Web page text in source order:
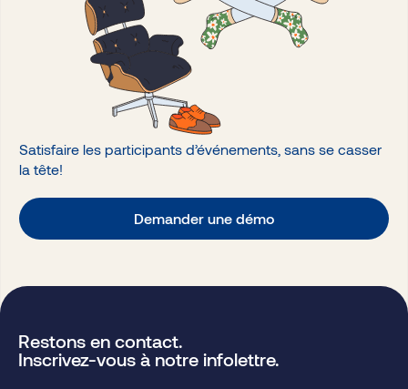
Satisfaire les participants d’événements, sans se casser
la tête!
Demander une démo
Restons en contact.
Inscrivez-vous à notre infolettre.